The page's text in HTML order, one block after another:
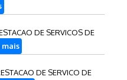
DE SERVICOS DE
mais
DE SERVICO DE